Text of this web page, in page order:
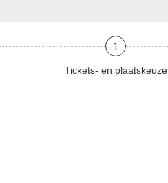
1
Tickets- en plaatskeuze